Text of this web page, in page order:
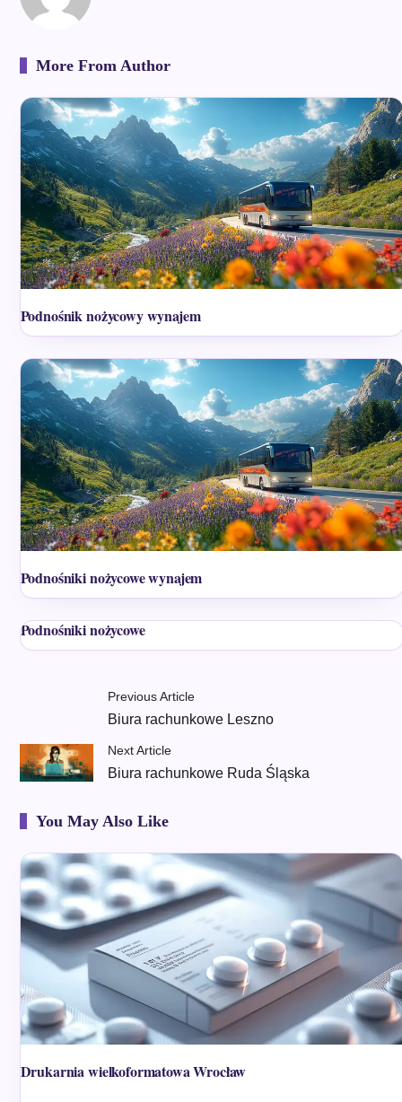
More From Author
Podnośnik nożycowy wynajem
Podnośniki nożycowe wynajem
Podnośniki nożycowe
Previous Article
Biura rachunkowe Leszno
Next Article
Biura rachunkowe Ruda Śląska
You May Also Like
Drukarnia wielkoformatowa Wrocław